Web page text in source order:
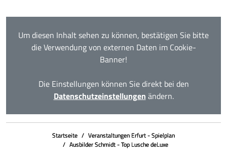
Um diesen Inhalt sehen zu können, bestätigen Sie bitte
die Verwendung von externen Daten im Cookie-
Banner!
Die Einstellungen können Sie direkt bei den
Datenschutzeinstellungen ändern.
Startseite
Veranstaltungen Erfurt - Spielplan
Ausbilder Schmidt - Top Lusche deLuxe